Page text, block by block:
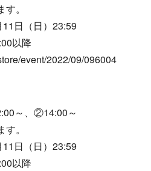
。
日（日）23:59
以降
event/2022/09/096004
～、②14:00～
。
日（日）23:59
以降